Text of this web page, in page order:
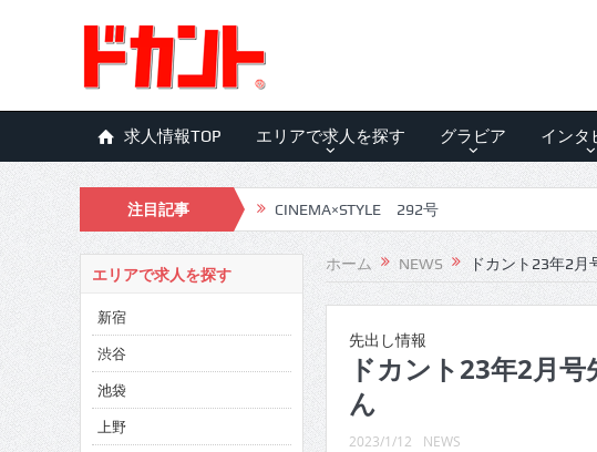
求人情報TOP エリアで求人を探す グラビア インタ
注目記事 CINEMA×STYLE 292号
CINEMA×STYLE 291号
CINEMA×STYLE 290号
CINEMA×STYLE 289号
CINEMA×STYLE 288号
CINEMA×STYLE 287号
ホーム NEWS ドカント23年2月
先出し情報
ドカント23年2月
ん
2023/1/12 NEWS
エリアで求人を探す
新宿
渋谷
池袋
上野